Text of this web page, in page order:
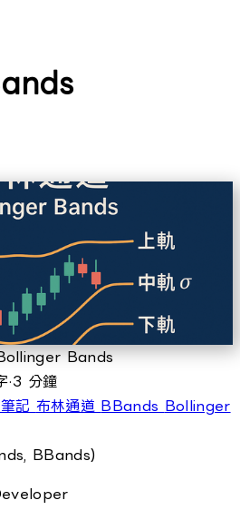
Bands
·3 分鐘
記布林通道BBandsBollinger
BBands)